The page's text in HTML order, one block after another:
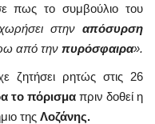
πως το συμβούλιο του
στην απόσυρση
από την πυρόσφαιρα».
ζητήσει ρητώς στις 26
το πόρισμα πριν δοθεί η
της Λοζάνης.